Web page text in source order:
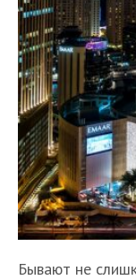
Бывают не